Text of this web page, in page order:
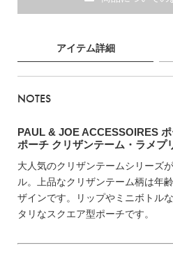
アイテム詳細
NOTES
PAUL & JOE ACCESSOIRES
ポーチ クリザンテーム・ラメプ
大人気のクリザンテームシリーズ
ル。上品なクリザンテーム柄は年
ザインです。リップやミニボトル
タリなスクエア型ポーチです。